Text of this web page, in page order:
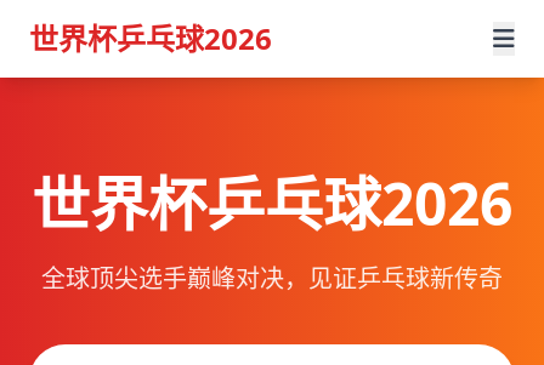
世界杯乒乓球2026
世界杯乒乓球2026
全球顶尖选手巅峰对决，见证乒乓球新传奇